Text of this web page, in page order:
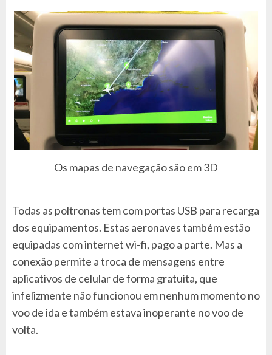
Os mapas de navegação são em 3D
Todas as poltronas tem com portas USB para recarga
dos equipamentos. Estas aeronaves também estão
equipadas com internet wi-fi, pago a parte. Mas a
conexão permite a troca de mensagens entre
aplicativos de celular de forma gratuita, que
infelizmente não funcionou em nenhum momento no
voo de ida e também estava inoperante no voo de
volta.